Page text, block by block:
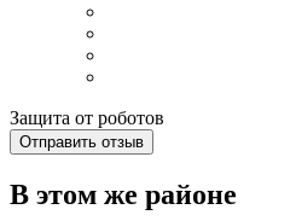
Защита от роботов
Отправить отзыв
В этом же районе